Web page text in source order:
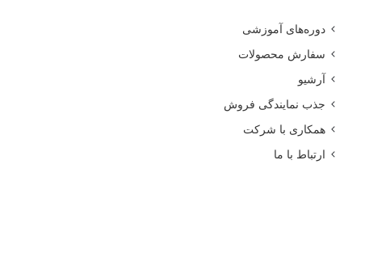
دوره‌های آموزشی
سفارش محصولات
آرشیو
جذب نمایندگی فروش
همکاری با شرکت
ارتباط با ما